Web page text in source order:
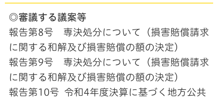
◎審議する議案等
報告第8号 専決処分について（損害賠償請求
に関する和解及び損害賠償の額の決定）
報告第9号 専決処分について（損害賠償請求
に関する和解及び損害賠償の額の決定）
報告第10号 令和4年度決算に基づく地方公共